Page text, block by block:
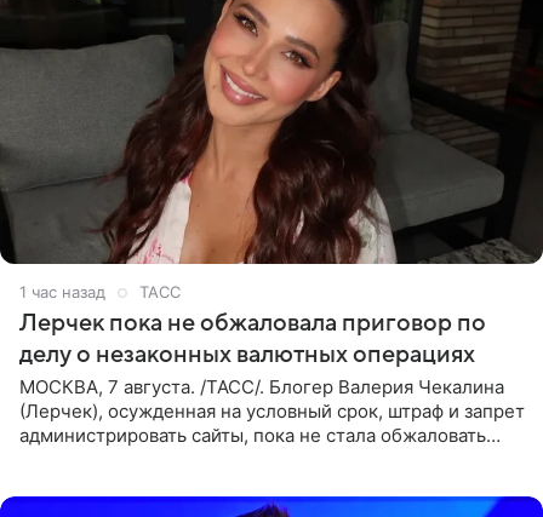
1 час назад ТАСС
Лерчек пока не обжаловала приговор по
делу о незаконных валютных операциях
МОСКВА, 7 августа. /ТАСС/. Блогер Валерия Чекалина
(Лерчек), осужденная на условный срок, штраф и запрет
администрировать сайты, пока не стала обжаловать